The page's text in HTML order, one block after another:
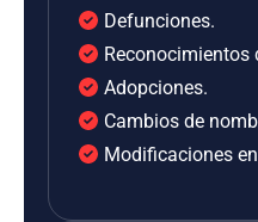
Defunciones.
Reconocimientos
Adopciones.
Cambios de
Modificaciones